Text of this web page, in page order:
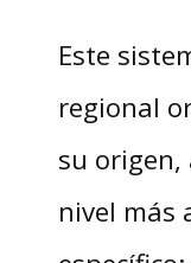
Este
regional
su origen,
nivel más